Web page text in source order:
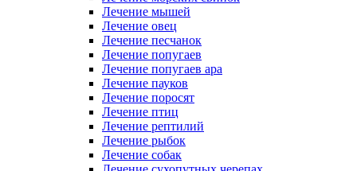
Лечение мышей
Лечение овец
Лечение песчанок
Лечение попугаев
Лечение попугаев ара
Лечение пауков
Лечение поросят
Лечение птиц
Лечение рептилий
Лечение рыбок
Лечение собак